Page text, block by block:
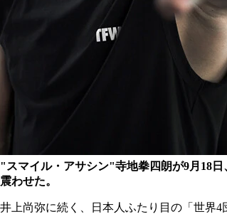
"スマイル・アサシン"寺地拳四朗が9月18
震わせた。
井上尚弥に続く、日本人ふたり目の「世界